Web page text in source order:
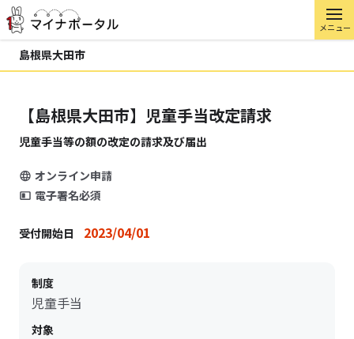
メニュー
島根県大田市
【島根県大田市】児童手当改定請求
児童手当等の額の改定の請求及び届出
オンライン申請
電子署名必須
受付開始日 2023/04/01
制度
児童手当
対象